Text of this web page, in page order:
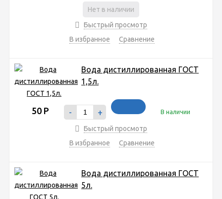
Нет в наличии
Быстрый просмотр
В избранное
Сравнение
Вода дистиллированная ГОСТ
1,5л.
50 Р - + В наличии
Быстрый просмотр
В избранное
Сравнение
Вода дистиллированная ГОСТ
5л.